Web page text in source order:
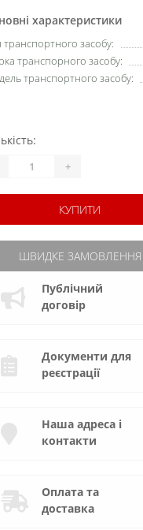
характеристики
транспортного засобу:
транспорного засобу:
транспортного засобу:
+
КУПИТИ
ШВИДКЕ ЗАМОВЛЕННЯ
Публічний
договір
Документи для
реєстрації
Наша адреса і
контакти
Оплата та
доставка